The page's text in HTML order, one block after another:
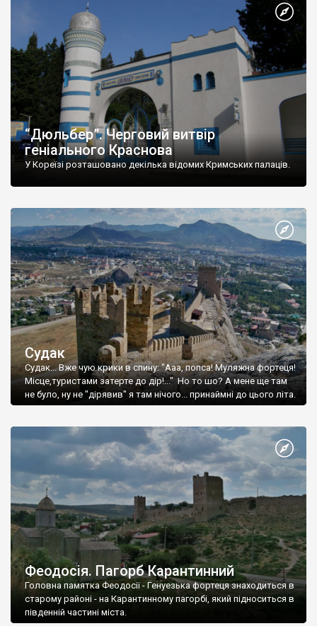
“Дюльбер”. Черговий витвір
геніального Краснова
У Кореїзі розташовано декілька відомих Кримських палаців.
Судак
Судак... Вже чую крики в спину: "Ааа, попса! Муляжна фортеця!
Місце,туристами затерте до дір!..." Но то шо? А мене ще там
не було, ну не "дірявив" я там нічого... принаймні до цього літа.
Феодосія. Пагорб Карантинний
Головна памятка Феодосії - Генуезька фортеця знаходиться в
старому районі - на Карантинному пагорбі, який підноситься в
південній частині міста.